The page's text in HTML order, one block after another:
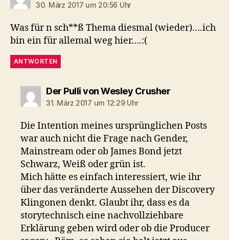
30. März 2017 um 20:56 Uhr
Was für n sch**ß Thema diesmal (wieder)….ich
bin ein für allemal weg hier….:(
ANTWORTEN
Der Pulli von Wesley Crushersagt:
31. März 2017 um 12:29 Uhr
Die Intention meines ursprünglichen Posts
war auch nicht die Frage nach Gender,
Mainstream oder ob James Bond jetzt
Schwarz, Weiß oder grün ist.
Mich hätte es einfach interessiert, wie ihr
über das veränderte Aussehen der Discovery
Klingonen denkt. Glaubt ihr, dass es da
storytechnisch eine nachvollziehbare
Erklärung geben wird oder ob die Producer